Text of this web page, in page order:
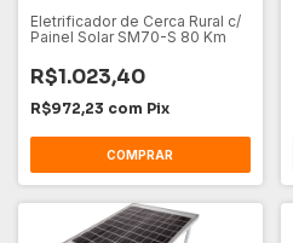
Eletrificador de Cerca Rural c/
Painel Solar SM70-S 80 Km
R$1.023,40
R$972,23 com Pix